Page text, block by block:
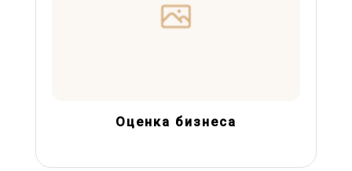
Оценка бизнеса